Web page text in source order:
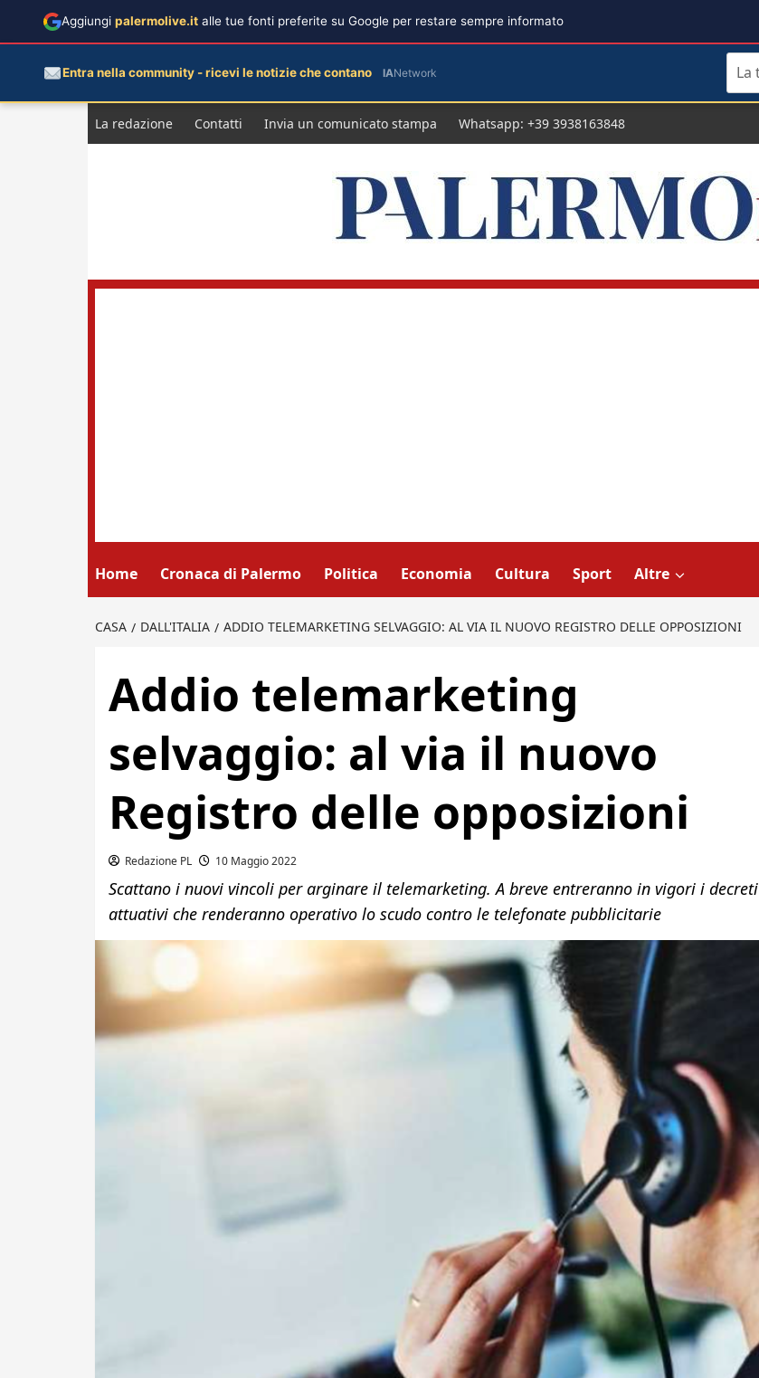
La redazione Contatti Invia un comunicato stampa Whatsapp: +39 3938163848
Home Cronaca di Palermo Politica Economia Cultura Sport Altre
CASA DALL'ITALIA ADDIO TELEMARKETING SELVAGGIO: AL VIA IL NUOVO REGISTRO DELLE OPPOSIZIONI
Addio telemarketing
selvaggio: al via il nuovo
Registro delle opposizioni
Redazione PL 10 Maggio 2022
Scattano i nuovi vincoli per arginare il telemarketing. A breve entreranno in vigori i decreti
attuativi che renderanno operativo lo scudo contro le telefonate pubblicitarie
Aggiungi palermolive.it alle tue fonti preferite su Google per restare sempre informato
Entra nella community - ricevi le notizie che contano IANetwork